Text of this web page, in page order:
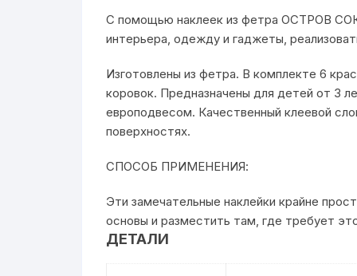
С помощью наклеек из фетра ОСТРОВ
интерьера, одежду и гаджеты,
Изготовлены из фетра. В комплекте 6
коровок. Предназначены для детей от 3
европодвесом. Качественный клеевой
поверхностях.
СПОСОБ ПРИМЕНЕНИЯ:
Эти замечательные наклейки крайне
основы и разместить там, где требует
ДЕТАЛИ